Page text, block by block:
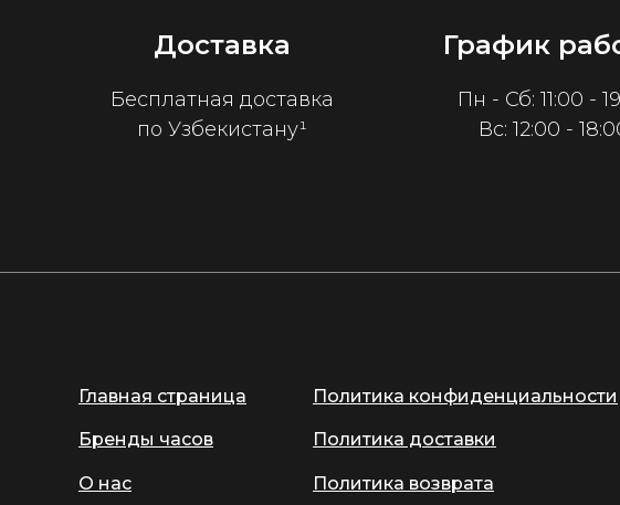
Доставка
Бесплатная доставка
по Узбекистану¹
График
Пн - Сб: 11:00 -
Вс: 12:00 -
Главная страница
Бренды часов
О нас
Политика конфиденциальности
Политика доставки
Политика возврата